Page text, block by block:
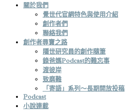
關於我們
覺世代官網特色與使用介紹
創作者們
聯絡我們
創作者尋寶之路
隱世研究員的創作隨筆
錄爸媽Podcast的難忘事
渡彼岸
致磨難
「寄語」系列～長期開放投稿
Podcast
小說連載